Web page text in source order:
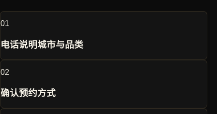
01
电话说明城市与品类
02
确认预约方式